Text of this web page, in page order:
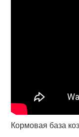
Кормовая база